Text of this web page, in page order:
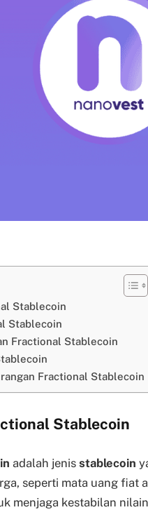
Stablecoin
Stablecoin
Fractional Stablecoin
Fractional Stablecoin
Stablecoin
adalah jenis stablecoin
seperti mata uang fiat
menjaga kestabilan